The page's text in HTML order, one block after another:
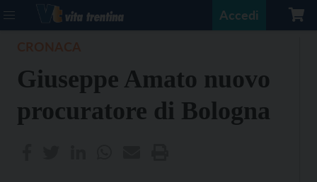
Accedi
Giuseppe Amato nuovo
procuratore di Bologna